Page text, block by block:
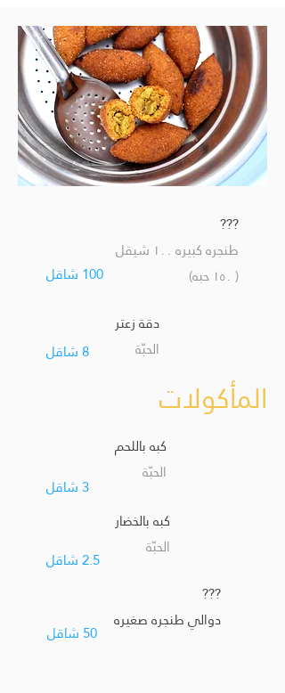
100 شاقل
???
طنجره كبيره ١٠٠ شيقل
( ١٥٠ حبه)
8 شاقل
دقة زعتر
الحبّة
المأكولات
3 شاقل
كبه باللحم
الحبّة
2.5 شاقل
كبه بالخضار
الحبّة
50 شاقل
???
دوالي طنجره صغيره